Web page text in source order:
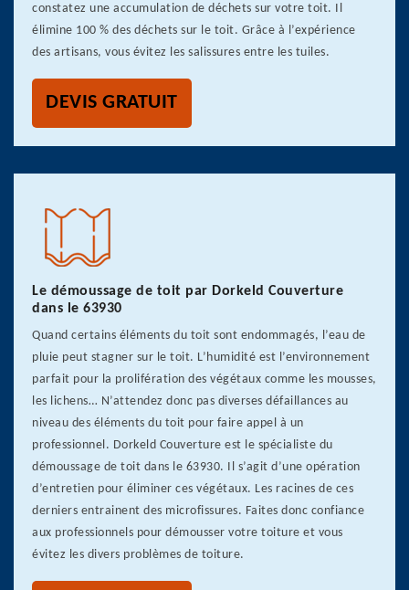
constatez une accumulation de déchets sur votre toit. Il
élimine 100 % des déchets sur le toit. Grâce à l’expérience
des artisans, vous évitez les salissures entre les tuiles.
DEVIS GRATUIT
Le démoussage de toit par Dorkeld Couverture
dans le 63930
Quand certains éléments du toit sont endommagés, l’eau de
pluie peut stagner sur le toit. L’humidité est l’environnement
parfait pour la prolifération des végétaux comme les mousses,
les lichens… N’attendez donc pas diverses défaillances au
niveau des éléments du toit pour faire appel à un
professionnel. Dorkeld Couverture est le spécialiste du
démoussage de toit dans le 63930. Il s’agit d’une opération
d’entretien pour éliminer ces végétaux. Les racines de ces
derniers entrainent des microfissures. Faites donc confiance
aux professionnels pour démousser votre toiture et vous
évitez les divers problèmes de toiture.